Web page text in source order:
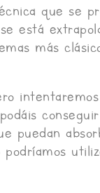
que se
está
más
puedan